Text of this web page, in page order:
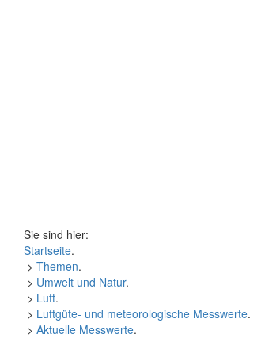
Sie sind hier:
Startseite.
> Themen.
> Umwelt und Natur.
> Luft.
> Luftgüte- und meteorologische Messwerte.
> Aktuelle Messwerte.